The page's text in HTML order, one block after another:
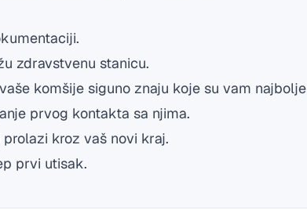
zdravstvenu stanicu.
komšije siguno znaju koje su vam najbolje
prvog kontakta sa njima.
kroz vaš novi kraj.
prvi utisak.